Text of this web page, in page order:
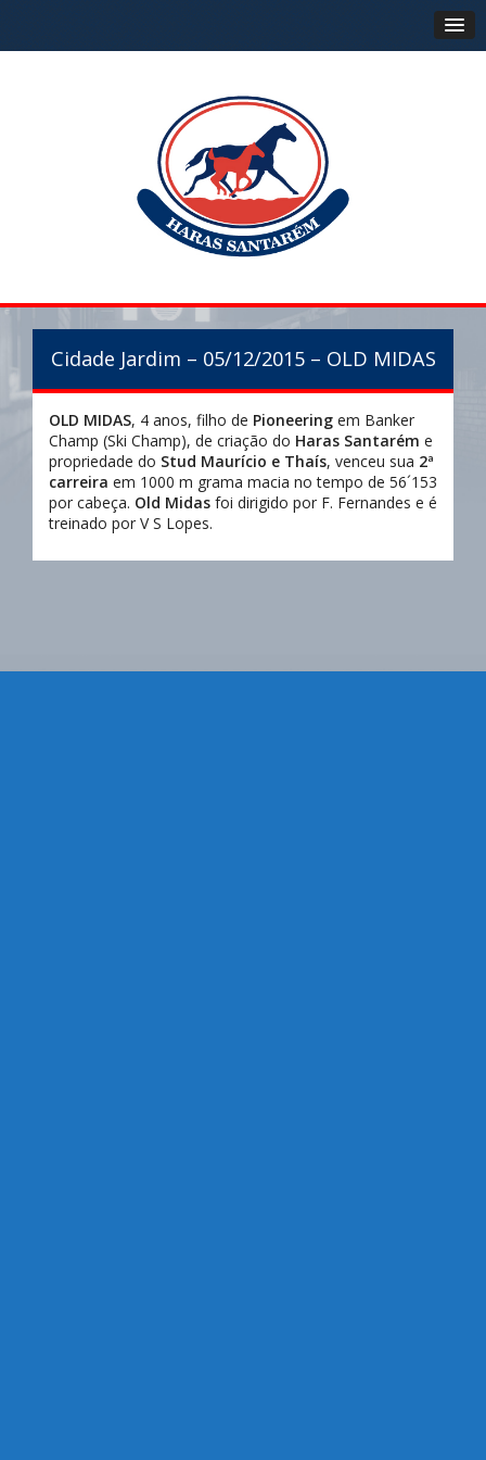
Cidade Jardim – 05/12/2015 – OLD MIDAS
OLD MIDAS, 4 anos, filho de Pioneering em Banker
Champ (Ski Champ), de criação do Haras Santarém e
propriedade do Stud Maurício e Thaís, venceu sua 2ª
carreira em 1000 m grama macia no tempo de 56´153
por cabeça. Old Midas foi dirigido por F. Fernandes e é
treinado por V S Lopes.